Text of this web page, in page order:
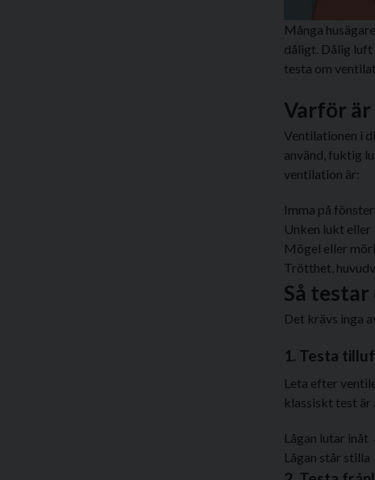
Många
dåligt. Dålig luft
testa om
Varför
Ventilationen i
använd, fuktig
ventilation är:
Imma på
Unken lukt eller
Mögel eller
Trötthet,
Så
Det krävs inga
1. Testa
Leta efter
klassiskt test är
Lågan lutar
Lågan står